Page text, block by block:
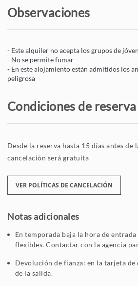
Observaciones
- Este alquiler no acepta los grupos de
- No se permite fumar
- En este alojamiento están admitidos los
peligrosa
Condiciones de reserva
Desde la reserva hasta 15 días antes de
cancelación será gratuita
VER POLÍTICAS DE CANCELACIÓN
Notas adicionales
En temporada baja la hora de entrada
flexibles. Contactar con la agencia
Devolución de fianza: en la tarjeta
de la salida.